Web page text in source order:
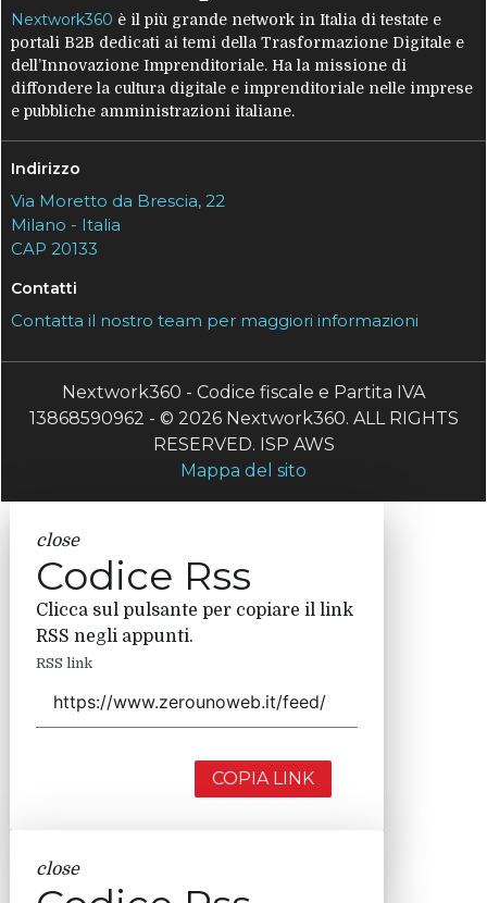
Nextwork360 è il più grande network in Italia di testate e
portali B2B dedicati ai temi della Trasformazione Digitale e
dell’Innovazione Imprenditoriale. Ha la missione di
diffondere la cultura digitale e imprenditoriale nelle imprese
e pubbliche amministrazioni italiane.
Indirizzo
Via Moretto da Brescia, 22
Milano - Italia
CAP 20133
Contatti
Contatta il nostro team per maggiori informazioni
Nextwork360 - Codice fiscale e Partita IVA
13868590962 - © 2026 Nextwork360. ALL RIGHTS
RESERVED. ISP AWS
Mappa del sito
close
Codice Rss
Clicca sul pulsante per copiare il link
RSS negli appunti.
RSS link
COPIA LINK
close